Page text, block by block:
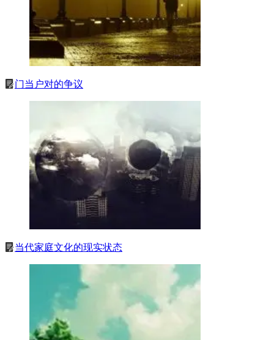
门当户对的争议
当代家庭文化的现实状态